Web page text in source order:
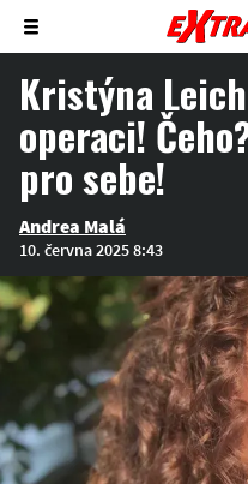
Zobrazit/skrýt
menu
Kristýna
operaci!
pro sebe!
Andrea Malá
10. června 2025 8:43